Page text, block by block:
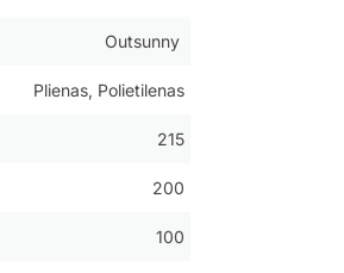
Outsunny
Plienas, Polietilenas
215
200
100